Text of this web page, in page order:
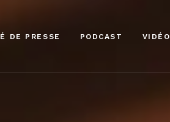
DE PRESSE PODCAST VIDÉO